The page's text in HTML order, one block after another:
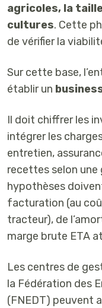
agricoles, la
cultures. Cette
de vérifier la
Sur cette base,
établir un
Il doit chiffrer les
intégrer les
entretien,
recettes selon
hypothèses
facturation (au
tracteur), de
marge brute ETA
Les centres de
la Fédération des
(FNEDT) peuvent